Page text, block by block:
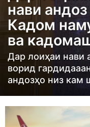
r
s
a
g
o
5
y
e
нави
Кадом
ва
Дар лоиҳаи нави
ворид
андозҳо низ кам